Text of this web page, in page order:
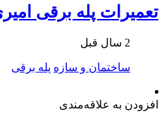
تعمیرات پله برقی
2 سال قبل
ساختمان و سازه پله برقی
افزودن به علاقه‌مندی